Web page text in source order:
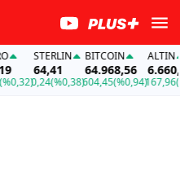
STERLIN
64,41
0,24(%0,38)
BITCOIN
64.968,56
604,45(%0,94)
ALTIN
6.660,55
167,96